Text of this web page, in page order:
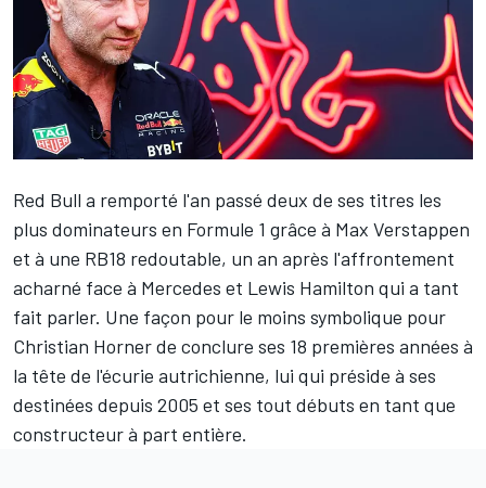
Red Bull a remporté l'an passé deux de ses titres les
plus dominateurs en Formule 1 grâce à Max Verstappen
et à une RB18 redoutable, un an après l'affrontement
acharné face à Mercedes et Lewis Hamilton qui a tant
fait parler. Une façon pour le moins symbolique pour
Christian Horner de conclure ses 18 premières années à
la tête de l'écurie autrichienne, lui qui préside à ses
destinées depuis 2005 et ses tout débuts en tant que
constructeur à part entière.